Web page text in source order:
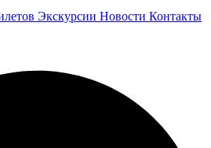
Экскурсии Новости Контакты